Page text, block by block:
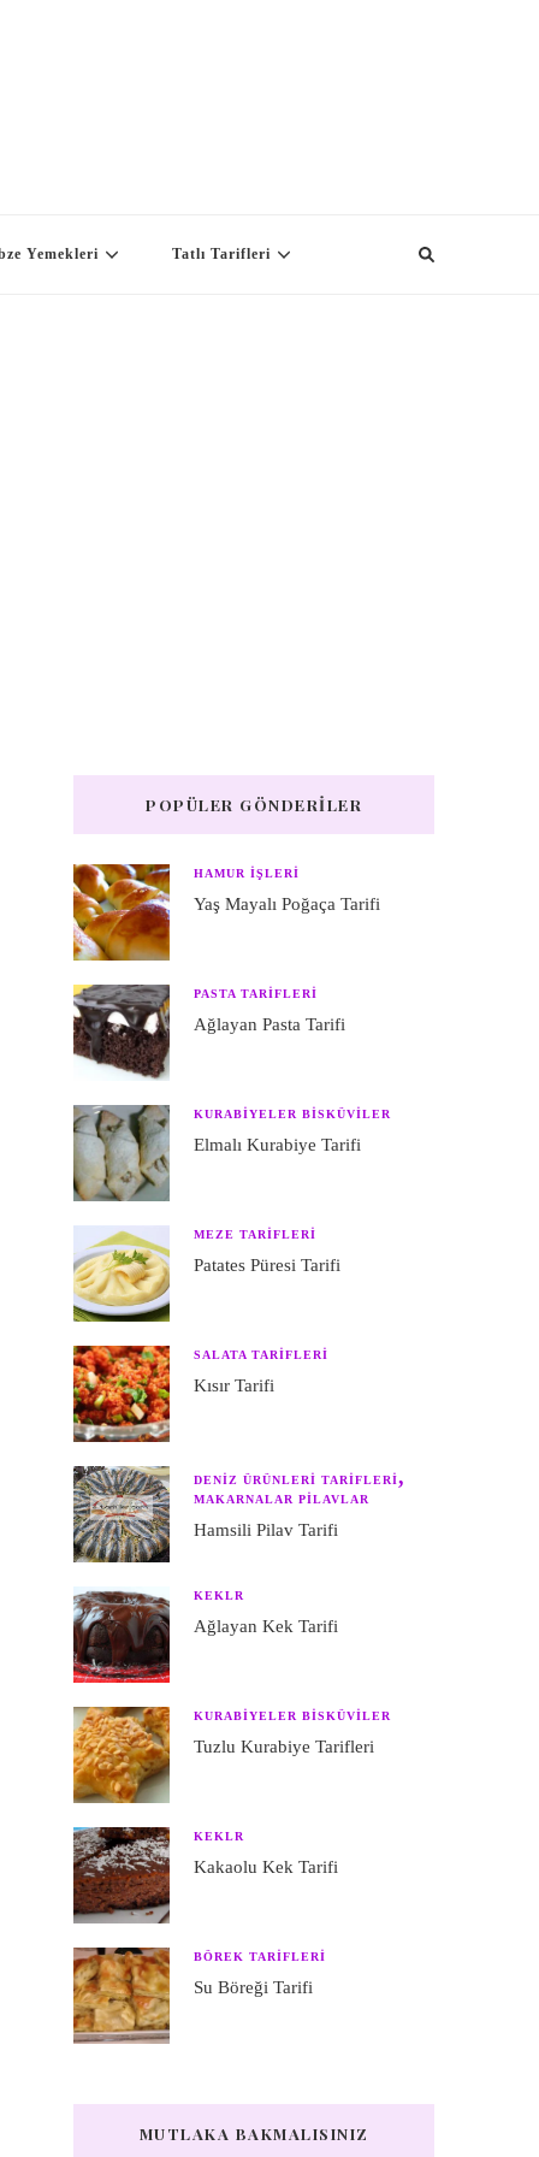
Yemekleri Tatlı Tarifleri
POPÜLER GÖNDERILER
HAMUR IŞLERI
Yaş Mayalı Poğaça Tarifi
PASTA TARIFLERI
Ağlayan Pasta Tarifi
KURABIYELER BISKÜVILER
Elmalı Kurabiye Tarifi
MEZE TARIFLERI
Patates Püresi Tarifi
SALATA TARIFLERI
Kısır Tarifi
DENIZ ÜRÜNLERI TARIFLERI
MAKARNALAR PILAVLAR
Hamsili Pilav Tarifi
KEKLR
Ağlayan Kek Tarifi
KURABIYELER BISKÜVILER
Tuzlu Kurabiye Tarifleri
KEKLR
Kakaolu Kek Tarifi
BÖREK TARIFLERI
Su Böreği Tarifi
MUTLAKA BAKMALISINIZ